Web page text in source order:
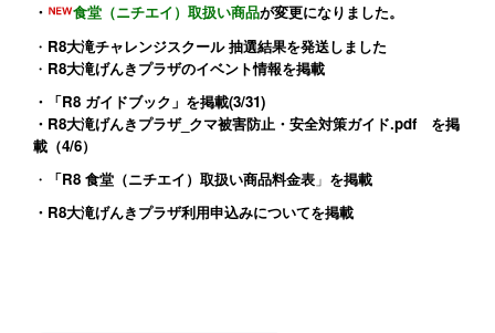
・ 食堂（ニチエイ）取扱い商品が変更になりました。
・ R8大滝チャレンジスクール 抽選結果を発送しました
・ R8大滝げんきプラザのイベント情報を掲載
・ 「R8 ガイドブック」 を掲載(3/31)
・ R8大滝げんきプラザ_クマ被害防止・安全対策ガイド.pdfを掲
載（4/6）
・
「R8 食堂（ニチエイ）取扱い商品料金表 」 を掲載
・ R8大滝げんきプラザ利用申込みについてを掲載